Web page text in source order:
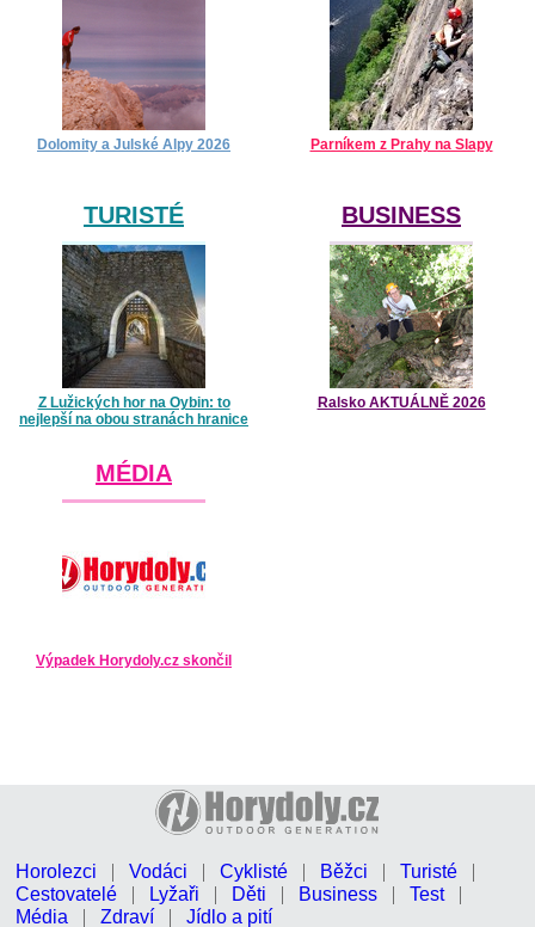
Dolomity a Julské Alpy 2026 Parníkem z Prahy na Slapy
TURISTÉ
Z Lužických hor na Oybin: to
nejlepší na obou stranách hranice
BUSINESS
Ralsko AKTUÁLNĚ 2026
MÉDIA
Výpadek Horydoly.cz skončil
Horolezci Vodáci Cyklisté Běžci
Turisté
Cestovatelé
Lyžaři Děti Business
Test
Média
Zdraví Jídlo a pití